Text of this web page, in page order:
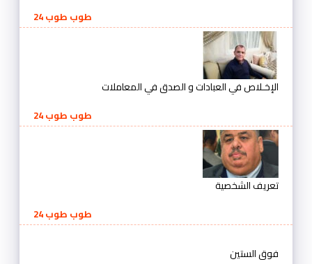
طوب طوب 24
الإخـلاص في العبادات و الصدق في المعاملات
طوب طوب 24
تعريف الشخصية
طوب طوب 24
فوق الستين